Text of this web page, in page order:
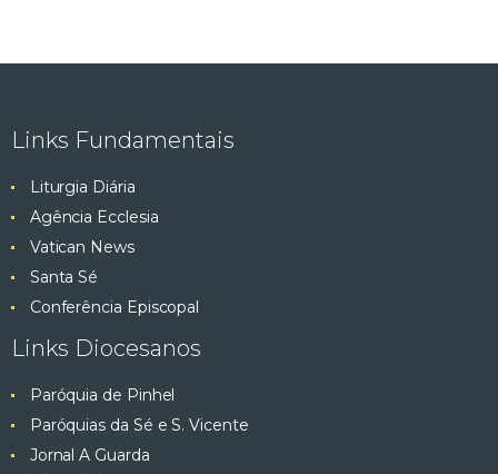
Links Fundamentais
Liturgia Diária
Agência Ecclesia
Vatican News
Santa Sé
Conferência Episcopal
Links Diocesanos
Paróquia de Pinhel
Paróquias da Sé e S. Vicente
Jornal A Guarda